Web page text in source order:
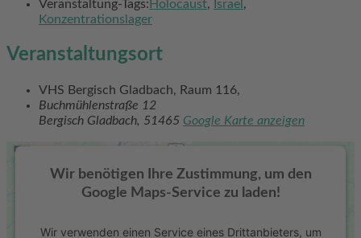
Veranstaltung-Tags: Holocaust, Israel ,
Konzentrationslager
Veranstaltungsort
VHS Bergisch Gladbach, Raum 116,
Buchmühlenstraße 12
Bergisch Gladbach, 51465 Google Karte anzeigen
Wir benötigen Ihre Zustimmung, um den
Google Maps-Service zu laden!
Wir verwenden einen Service eines Drittanbieters, um